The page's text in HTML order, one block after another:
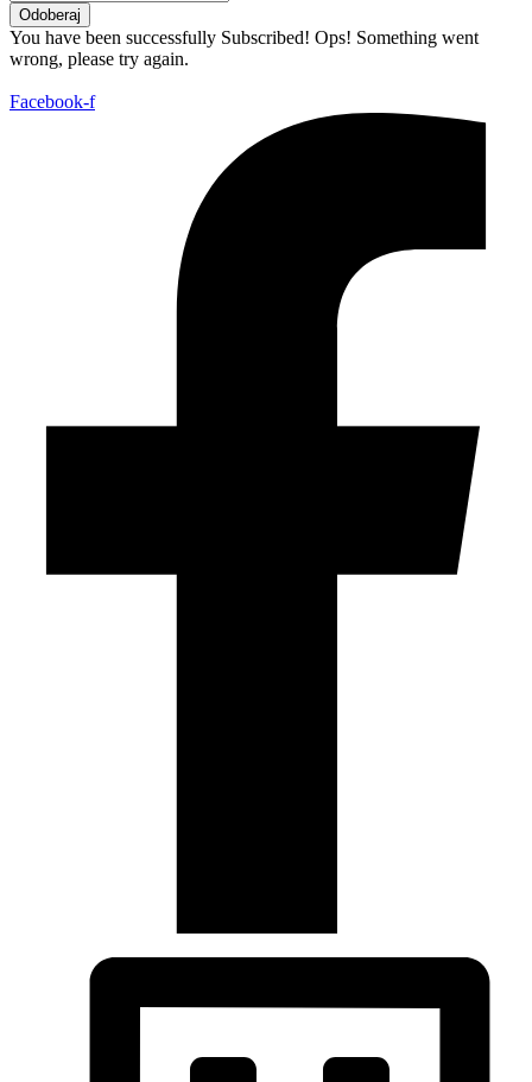
Odoberaj
You have been successfully Subscribed! Ops! Something went
wrong, please try again.
Facebook-f